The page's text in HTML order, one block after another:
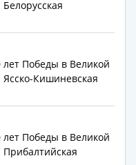
Победы в Великой
Кишиневская
Победы в Великой